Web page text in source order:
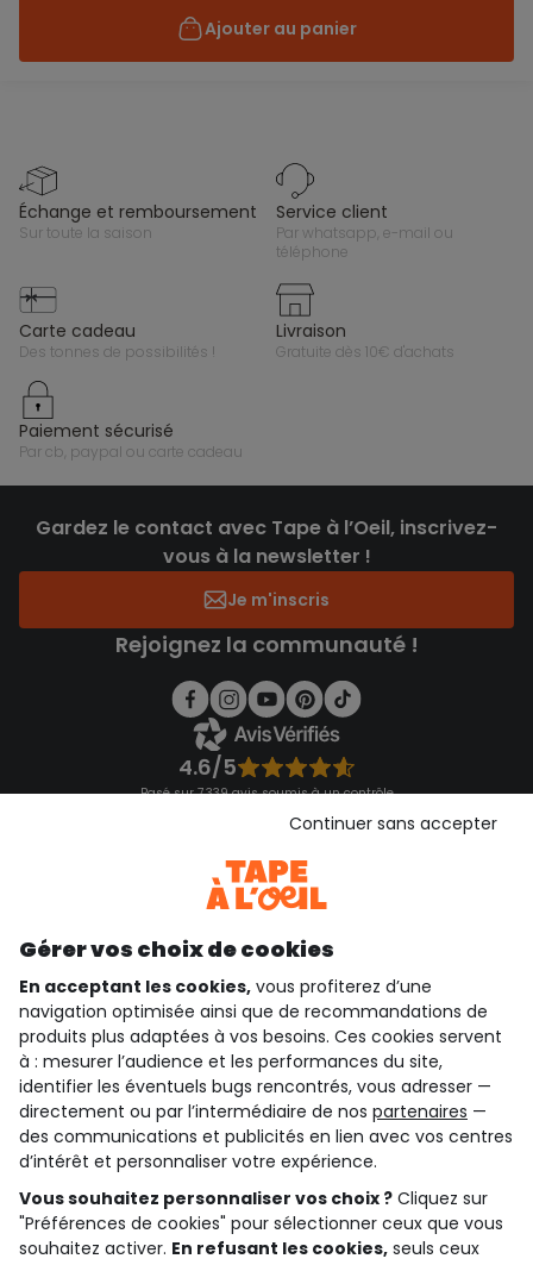
Ajouter au panier
échange et remboursement
sur toute la saison
service client
par whatsapp, e-mail ou
téléphone
carte cadeau
des tonnes de possibilités !
livraison
gratuite dès 10€ d'achats
paiement sécurisé
par cb, paypal ou carte cadeau
Gardez le contact avec Tape à l’Oeil, inscrivez-
vous à la newsletter !
Je m'inscris
Rejoignez la communauté !
4.6/5
Basé sur 7 339 avis soumis à un contrôle
Consulter les CGU
qui sommes-nous ?
besoin d'aide ?
le club fidélité
notre catalogue
Gérer vos choix de cookies
En acceptant les cookies, vous profiterez d’une
navigation optimisée ainsi que de recommandations de
produits plus adaptées à vos besoins. Ces cookies servent
à : mesurer l’audience et les performances du site,
identifier les éventuels bugs rencontrés, vous adresser —
directement ou par l’intermédiaire de nos partenaires —
des communications et publicités en lien avec vos centres
d’intérêt et personnaliser votre expérience.
Vous souhaitez personnaliser vos choix ? Cliquez sur
"Préférences de cookies" pour sélectionner ceux que vous
souhaitez activer. En refusant les cookies, seuls ceux
Continuer sans accepter